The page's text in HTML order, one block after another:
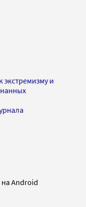
экстремизму и
Android